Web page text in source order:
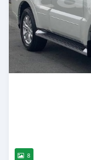
8